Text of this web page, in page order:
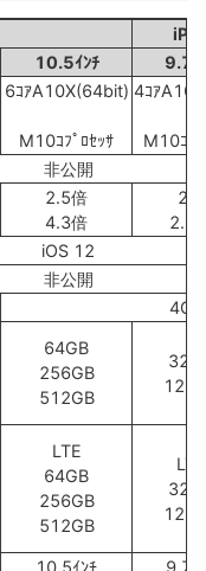
10.5ｲﾝﾁ 9.7ｲ
6ｺｱA10X(64bit)
M10ｺﾌﾟﾛｾｯｻ
4ｺｱ
M10ｺﾌ
非公開
2.5倍
4.3倍
2倍
2.7
iOS 12
非公開
4GB
64GB
256GB
512GB
LTE
64GB
256GB
512GB
LTE
10.5ｲﾝﾁ
9.7ｲ